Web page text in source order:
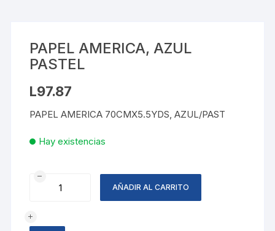
PAPEL AMERICA, AZUL
PASTEL
L97.87
PAPEL AMERICA 70CMX5.5YDS, AZUL/PAST
Hay existencias
PAPEL
AMERICA,
PASTEL
AÑADIR AL CARRITO